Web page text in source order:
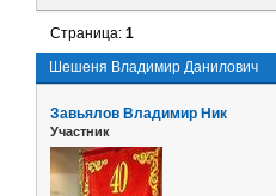
Шешеня Владимир Данилович
Страница:1
Завьялов Владимир Ник
Участник